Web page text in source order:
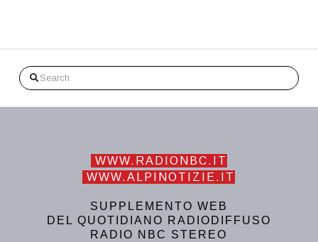
Search
WWW.RADIONBC.IT
WWW.ALPINOTIZIE.IT
SUPPLEMENTO WEB
DEL QUOTIDIANO RADIODIFFUSO
RADIO NBC STEREO